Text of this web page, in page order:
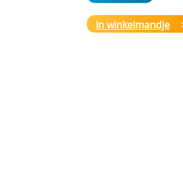
Server -Win Svr Emb
In winkelmandje